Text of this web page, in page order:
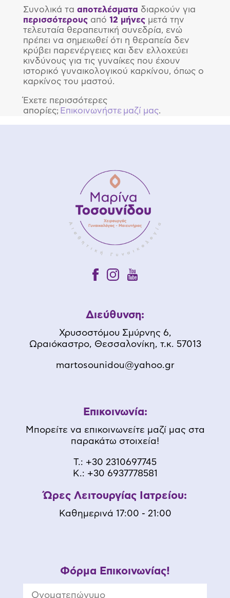
Συνολικά τα αποτελέσματα διαρκούν για
περισσότερουςαπό 12 μήνεςμετά την
τελευταία θεραπευτική συνεδρία, ενώ
πρέπει να σημειωθεί ότι η θεραπεία δεν
κρύβει παρενέργειες και δεν ελλοχεύει
κινδύνους για τις γυναίκες που έχουν
ιστορικό γυναικολογικού καρκίνου, όπως ο
καρκίνος του μαστού.
Έχετε περισσότερες
απορίες; Επικοινωνήστε μαζί μας.
Διεύθυνση:
Χρυσοστόμου Σμύρνης 6,
Ωραιόκαστρο, Θεσσαλονίκη, τ.κ. 57013
martosounidou@yahoo.gr
Επικοινωνία:
Μπορείτε να επικοινωνείτε μαζί μας στα
παρακάτω στοιχεία!
Τ.: +30 2310697745
K.: +30 6937778581
Ώρες Λειτουργίας Ιατρείου:
Καθημερινά 17:00 - 21:00
Φόρμα Επικοινωνίας!